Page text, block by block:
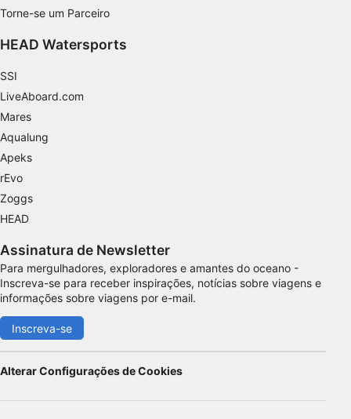
Torne-se um Parceiro
HEAD Watersports
SSI
LiveAboard.com
Mares
Aqualung
Apeks
rEvo
Zoggs
HEAD
Assinatura de Newsletter
Para mergulhadores, exploradores e amantes do oceano -
Inscreva-se para receber inspirações, notícias sobre viagens e
informações sobre viagens por e-mail.
Inscreva-se
Alterar Configurações de Cookies
Usar dados exatos de geolocalização
Identificar dispositivos com base nas
Necessário
Desempenho